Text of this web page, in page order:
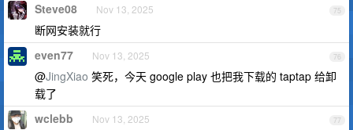
75
Steve08 Nov 13, 2025
断网安装就行
76
even77 Nov 13, 2025
@JingXiao 笑死，今天 google play 也把我下载的 taptap 给卸
载了
77
wclebb Nov 13, 2025